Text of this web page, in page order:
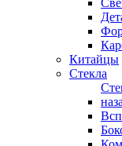
Китайцы
Стекла